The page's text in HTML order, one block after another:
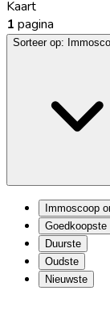
Kaart
1 pagina
Sorteer op:
Immoscoop
Goedkoopste
Duurste
Oudste
Nieuwste